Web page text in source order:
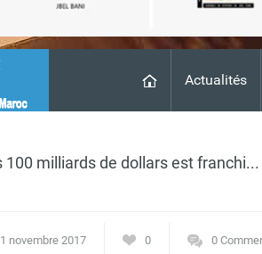
Actualités
100 milliards de dollars est
novembre 2017 0 0